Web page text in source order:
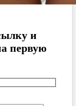
и
первую